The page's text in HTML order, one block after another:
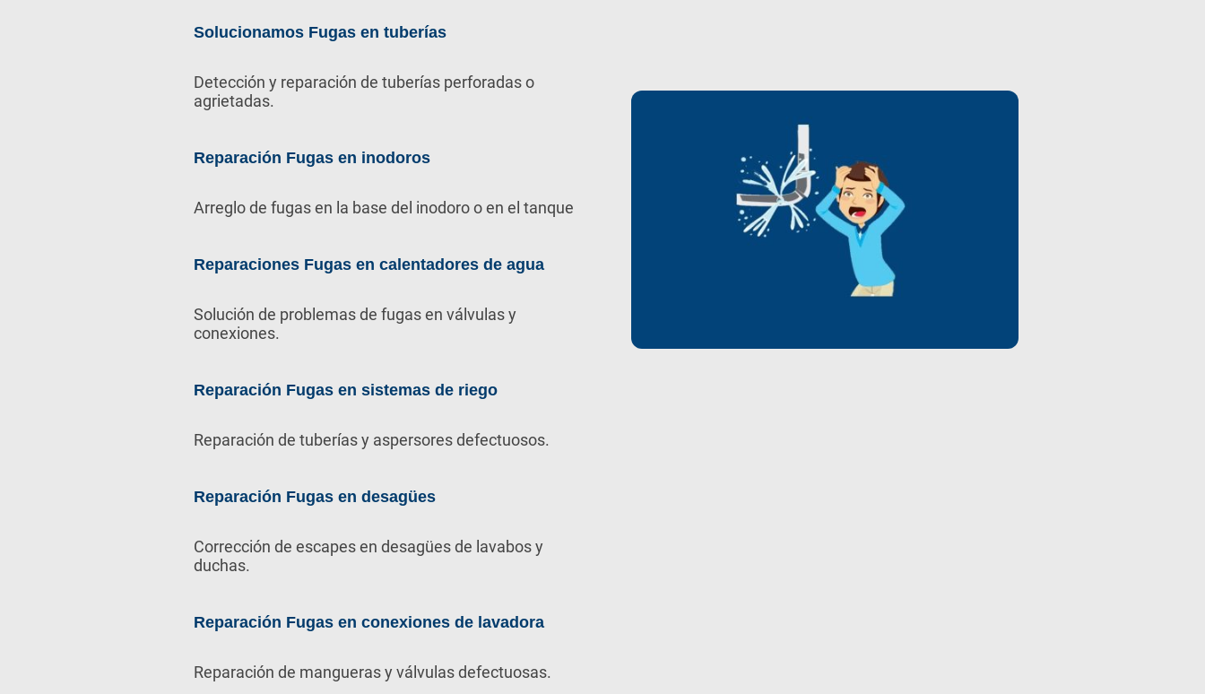
Solucionamos Fugas en tuberías
Detección y reparación de tuberías perforadas o
agrietadas.
Reparación Fugas en inodoros
Arreglo de fugas en la base del inodoro o en el tanque
Reparaciones Fugas en calentadores de agua
Solución de problemas de fugas en válvulas y
conexiones.
Reparación Fugas en sistemas de riego
Reparación de tuberías y aspersores defectuosos.
Reparación Fugas en desagües
Corrección de escapes en desagües de lavabos y
duchas.
Reparación Fugas en conexiones de lavadora
Reparación de mangueras y válvulas defectuosas.